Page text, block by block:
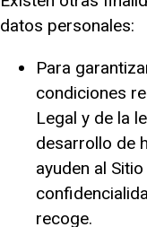
datos personales:
Para
condiciones
Legal y de la
desarrollo de
ayuden al
recoge.